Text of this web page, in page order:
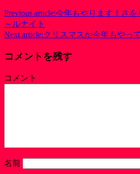
Previous article:今年もやります！さ
～ルナイト
Next article:クリスマスが今年もやっ
コメントを残す
コメント
名前